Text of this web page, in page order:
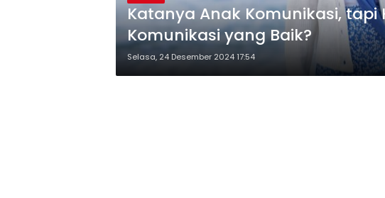
Katanya Anak Komunikasi, tapi
Komunikasi yang Baik?
Selasa, 24 Desember 2024 17:54